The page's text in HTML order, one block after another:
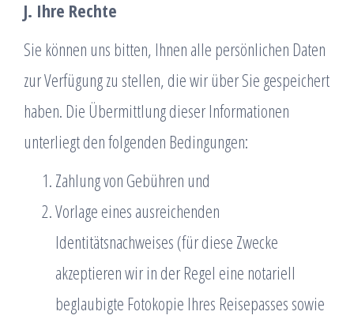
J. Ihre Rechte
Sie können uns bitten, Ihnen alle persönlichen Daten
zur Verfügung zu stellen, die wir über Sie gespeichert
haben. Die Übermittlung dieser Informationen
unterliegt den folgenden Bedingungen:
Zahlung von Gebühren und
Vorlage eines ausreichenden
Identitätsnachweises (für diese Zwecke
akzeptieren wir in der Regel eine notariell
beglaubigte Fotokopie Ihres Reisepasses sowie